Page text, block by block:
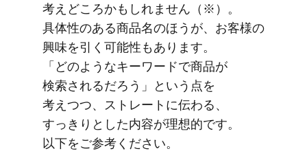
考えどころかもしれません​（※）。​
具体性の​ある​商品名の​ほうが、​お客様の​
興味を​引く​可能性も​あります。​
「どのような​キーワードで​商品が​
検索されるだろう」と​いう​点を​
考えつつ、​ストレートに​伝わる、​
すっきりと​した​内容が​理想的です。​
以下を​ご参考ください。